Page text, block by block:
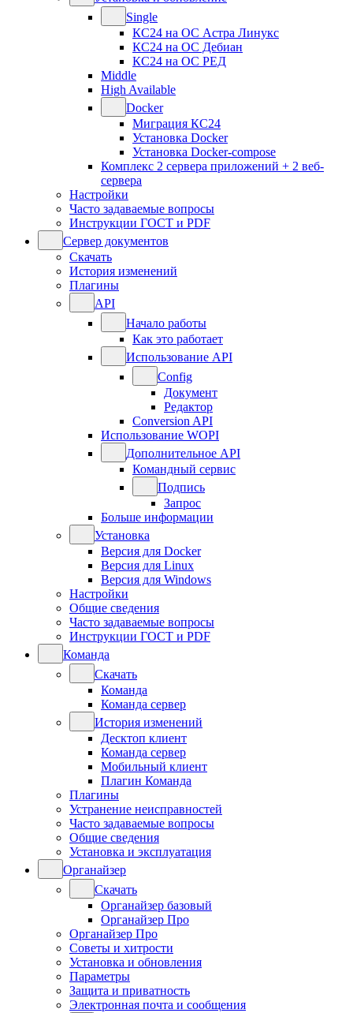
Single
КС24 на ОС Астра Линукс
КС24 на ОС Дебиан
КС24 на ОС РЕД
Middle
High Available
Docker
Миграция КС24
Установка Docker
Установка Docker-compose
Комплекс 2 сервера приложений + 2 веб-
сервера
Настройки
Часто задаваемые вопросы
Инструкции ГОСТ и PDF
Сервер документов
Скачать
История изменений
Плагины
API
Начало работы
Как это работает
Использование API
Config
Документ
Редактор
Conversion API
Использование WOPI
Дополнительное API
Командный сервис
Подпись
Запрос
Больше информации
Установка
Версия для Docker
Версия для Linux
Версия для Windows
Настройки
Общие сведения
Часто задаваемые вопросы
Инструкции ГОСТ и PDF
Команда
Скачать
Команда
Команда сервер
История изменений
Десктоп клиент
Команда сервер
Мобильный клиент
Плагин Команда
Плагины
Устранение неисправностей
Часто задаваемые вопросы
Общие сведения
Установка и эксплуатация
Органайзер
Скачать
Органайзер базовый
Органайзер Про
Органайзер Про
Советы и хитрости
Установка и обновления
Параметры
Защита и приватность
Электронная почта и сообщения